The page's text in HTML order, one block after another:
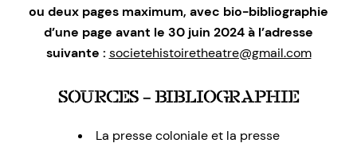
ou deux pages maximum, avec bio-bibliographie
d’une page avant le 30 juin 2024 à l’adresse
suivante : societehistoiretheatre@gmail.com
SOURCES – BIBLIOGRAPHIE
La presse coloniale et la presse